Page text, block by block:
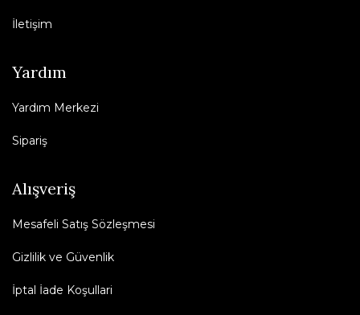
İletişim
Yardım
Yardım Merkezi
Sipariş
Alışveriş
Mesafeli Satış Sözleşmesi
Gizlilik ve Güvenlik
İptal İade Koşullari